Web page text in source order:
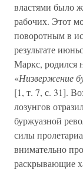
властями было
рабочих. Этот
поворотным в
результате
Маркс, родился
«Низвержение
[1, т. 7, с. 31].
лозунгов
буржуазной
силы
внимательно
раскрывающие